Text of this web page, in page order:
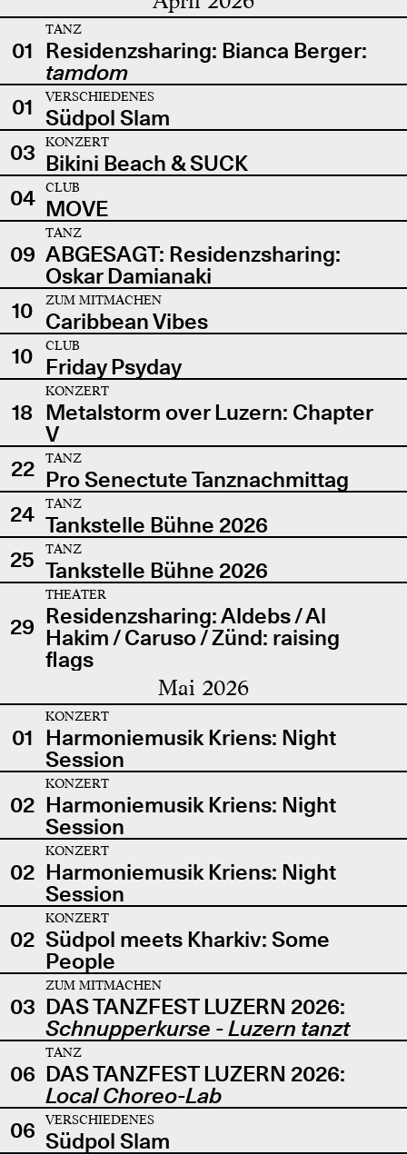
01
TANZ
Residenzsharing: Bianca Berger:
tamdom
01
VERSCHIEDENES
Südpol Slam
03
KONZERT
Bikini Beach & SUCK
04
CLUB
MOVE
09
TANZ
ABGESAGT: Residenzsharing:
Oskar Damianaki
10
ZUM MITMACHEN
Caribbean Vibes
10
CLUB
Friday Psyday
18
KONZERT
Metalstorm over Luzern: Chapter
V
22
TANZ
Pro Senectute Tanznachmittag
24
TANZ
Tankstelle Bühne 2026
25
TANZ
Tankstelle Bühne 2026
29
THEATER
Residenzsharing: Aldebs / Al
Hakim / Caruso / Zünd: raising
flags
Mai 2026
01
KONZERT
Harmoniemusik Kriens: Night
Session
02
KONZERT
Harmoniemusik Kriens: Night
Session
02
KONZERT
Harmoniemusik Kriens: Night
Session
02
KONZERT
Südpol meets Kharkiv: Some
People
03
ZUM MITMACHEN
DAS TANZFEST LUZERN 2026:
Schnupperkurse - Luzern tanzt
06
TANZ
DAS TANZFEST LUZERN 2026:
Local Choreo-Lab
06
VERSCHIEDENES
Südpol Slam